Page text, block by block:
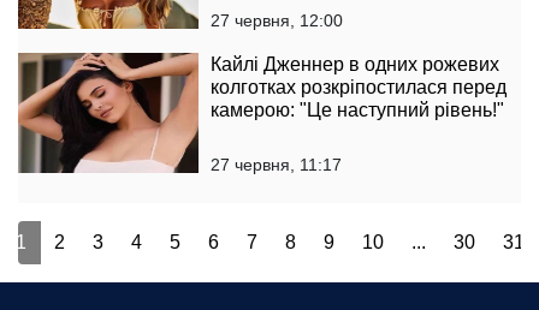
27 червня, 12:00
Кайлі Дженнер в одних рожевих
колготках розкріпостилася перед
камерою: "Це наступний рівень!"
27 червня, 11:17
1 2 3 4 5 6 7 8 9 10 ... 30 31